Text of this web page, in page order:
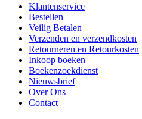
Klantenservice
Bestellen
Veilig Betalen
Verzenden en verzendkosten
Retourneren en Retourkosten
Inkoop boeken
Boekenzoekdienst
Nieuwsbrief
Over Ons
Contact